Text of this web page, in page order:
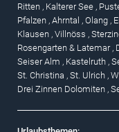
Ritten , Kalterer See ,
Pfalzen , Ahrntal , Olang ,
Klausen , Villnöss ,
Rosengarten & Latemar ,
Seiser Alm , Kastelruth ,
St. Christina , St. Ulrich ,
Drei Zinnen Dolomiten ,